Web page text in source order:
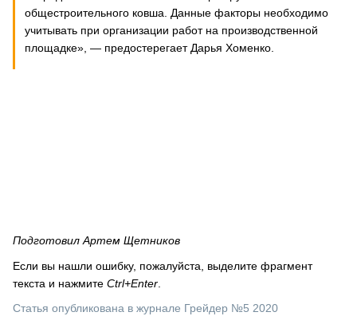
общестроительного ковша. Данные факторы необходимо
учитывать при организации работ на производственной
площадке», — предостерегает Дарья Хоменко.
Подготовил Артем Щетников
Если вы нашли ошибку, пожалуйста, выделите фрагмент
текста и нажмите Ctrl+Enter.
Статья опубликована в журнале Грейдер №5 2020